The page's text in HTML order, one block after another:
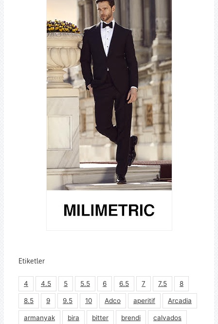
Etiketler
4 4.5 5 5.5 6 6.5 7 7.5 8
8.5 9 9.5 10 Adco aperitif Arcadia
armanyak bira bitter brendi calvados